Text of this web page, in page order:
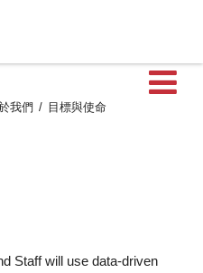
我們 目標與使命
Staff will use data-driven